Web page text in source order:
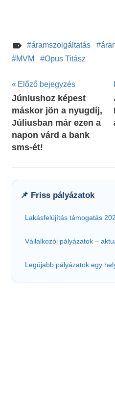
áramszolgáltatás
MVM
Opus Titász
Bejegyzés
navigáció
Előző bejegyzés
Júniushoz képest
máskor jön a nyugdíj,
Júliusban már ezen a
napon várd a bank
sms-ét!
📌 Friss pályázatok
Lakásfelújítás támogatás
Vállalkozói pályázatok –
Legújabb pályázatok egy